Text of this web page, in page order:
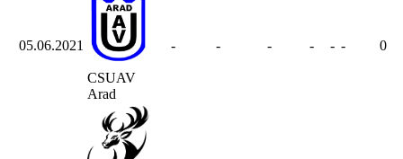
05.06.2021
CSUAV
Arad
- - - - - - 0